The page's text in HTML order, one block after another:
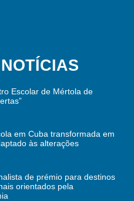
Escolar de Mértola de
em Cuba transformada em
às alterações
de prémio para destinos
orientados pela